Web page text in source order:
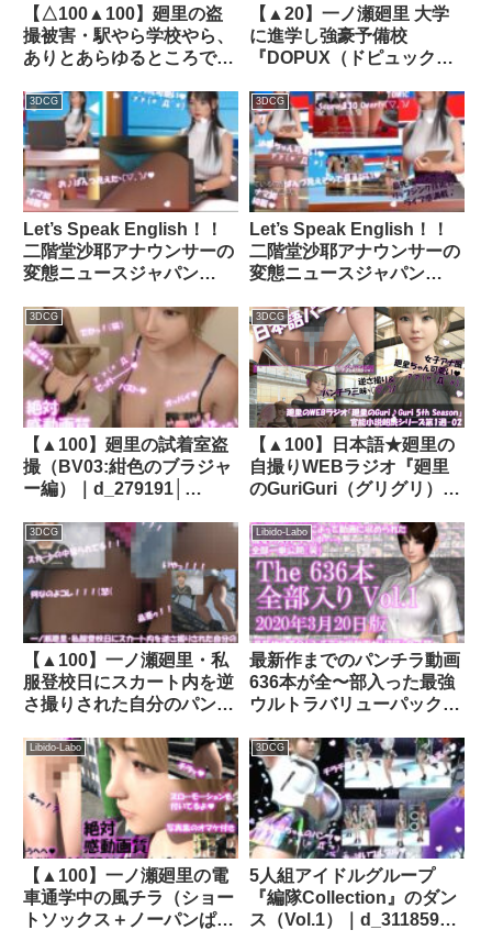
【△100▲100】廻里の盗
撮被害・駅やら学校やら、
ありとあらゆるところでス
ヌけるパンチラ動画として
ネット上の卑猥な動画サイ
トで販売されている件（盗
撮に気付くシリーズ08:バ
ス内でのスカート内逆さ撮
り盗撮被害の様子）｜
d_316047│ Libido-Labo
【▲20】一ノ瀬廻里 大学
に進学し強豪予備校
『DOPUX（ドピュック
物講師に！（Vol.026:気
孔）｜d_803450
3DCG
Let’s Speak English！！
二階堂沙耶アナウンサーの
変態ニュースジャパン
外編＃003［深夜残業パン
チラ］PV04｜d_415132│
Libido-Labo
3DCG
Let’s Speak English！！
二階堂沙耶アナウンサーの
変態ニュースジャパン
004［スカートの短い女性
を狙った逆さ撮り盗撮行為
について］｜品番
d_416271
3DCG
【▲100】廻里の試着室盗
撮（BV03:紺色のブラジャ
ー編）｜d_279191│
3DCG
【▲100】日本語★廻里の
自撮りWEBラジオ『廻里
のGuriGuri（グリグリ）
読＃第1週_その2:女子テニ
ス部の女王のスカート内を
盗撮したことがバレ
て・・。〜足の裏と命令の
味〜｜d_732852
3DCG
【▲100】一ノ瀬廻里・私
服登校日にスカート内を逆
さ撮りされた自分のパンチ
いられる（駅の階段・サテ
ン地ピンク水玉パンティ）
｜d_765984
Libido-Labo
最新作までのパンチラ動画
636本が全〜部入った最強
ウルトラバリューパック
って収められた彼女のスカ
ートの中。（2020年3月20
日版！）｜d_121699│
Libido-Labo
Libido-Labo
【▲100】一ノ瀬廻里の電
車通学中の風チラ（ショー
トソックス＋ノーパンぱん
3DCG
5人組アイドルグループ
『編隊Collection』のダン
ス（Vol.1）｜d_311859│